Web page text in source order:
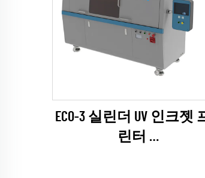
ECO-3 실린더 UV 인크젯
린터